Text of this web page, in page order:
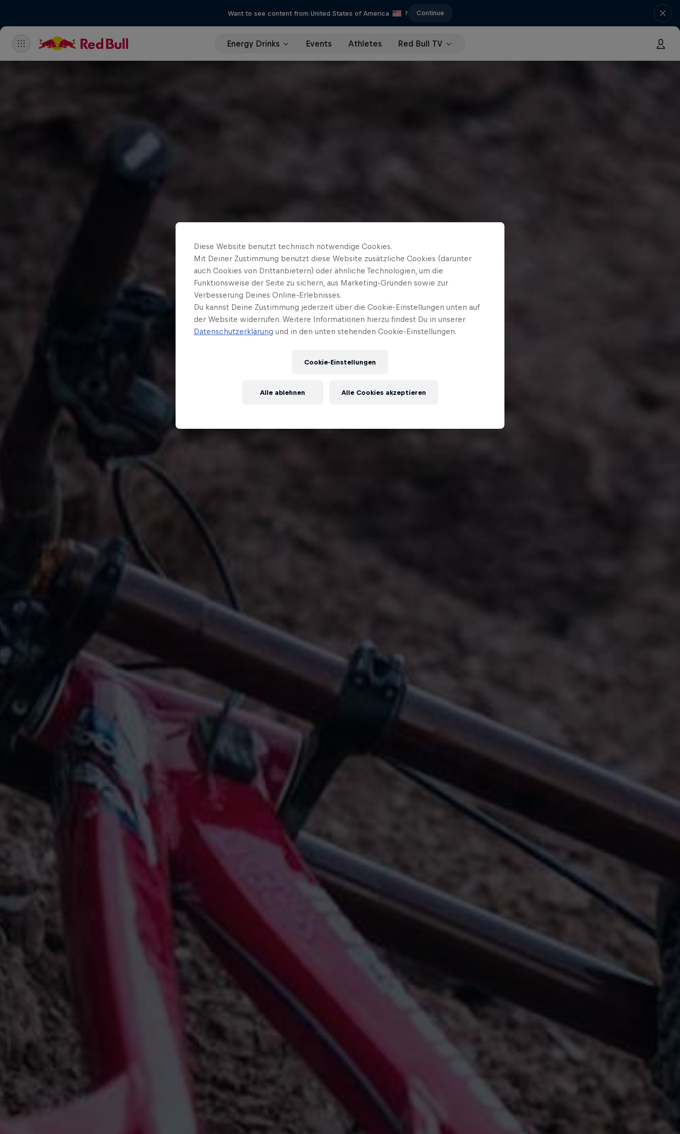
Want to see content from United States of America ? Continue
Energy Drinks Events Athletes Red Bull TV
Diese Website benutzt technisch notwendige Cookies.
Mit Deiner Zustimmung benutzt diese Website zusätzliche Cookies (darunter
auch Cookies von Drittanbietern) oder ähnliche Technologien, um die
Funktionsweise der Seite zu sichern, aus Marketing-Gründen sowie zur
Verbesserung Deines Online-Erlebnisses.
Du kannst Deine Zustimmung jederzeit über die Cookie-Einstellungen unten auf
der Website widerrufen. Weitere Informationen hierzu findest Du in unserer
Datenschutzerklärung und in den unten stehenden Cookie-Einstellungen.
Cookie-Einstellungen
Alle ablehnen Alle Cookies akzeptieren